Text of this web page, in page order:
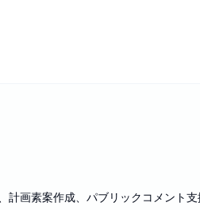
画素案作成、パブリックコメント